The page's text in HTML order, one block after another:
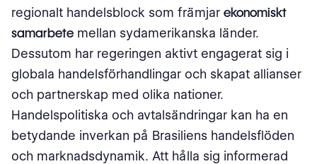
regionalt handelsblock som främjar ekonomiskt
samarbete mellan sydamerikanska länder.
Dessutom har regeringen aktivt engagerat sig i
globala handelsförhandlingar och skapat allianser
och partnerskap med olika nationer.
Handelspolitiska och avtalsändringar kan ha en
betydande inverkan på Brasiliens handelsflöden
och marknadsdynamik. Att hålla sig informerad